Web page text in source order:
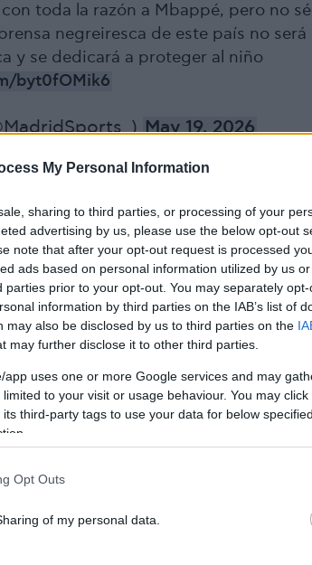
My Personal Information
sharing to third parties, or processing of your
advertising by us, please use the below opt-out
note that after your opt-out request is processed
ads based on personal information utilized by us
parties prior to your opt-out. You may separately
information by third parties on the IAB’s list of
may also be disclosed by us to third parties on the
may further disclose it to other third parties.
app uses one or more Google services and may
to your visit or usage behaviour. You may
third-party tags to use your data for below
Opt Outs
of my personal data.
toda la razón a Mbappé, pero no sé
negreiresca de este país no será
y se dedicará a proteger al niño
byt0fOMik6
May 19, 2026
μερικές φωτογραφίες από τις
προσωπικό της λογαριασμό στο
είχε κάνει διακοπές ξανά στην
είναι ένας οιωνός τίτλου.